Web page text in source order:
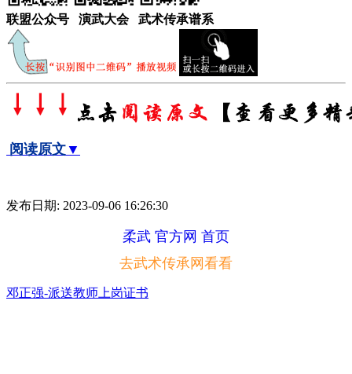
联盟公众号 演武大会 武术传承谱系
阅读原文▼
发布日期: 2023-09-06 16:26:30
柔武 官方网 首页
去武术传承网看看
邓正强-派送教师上岗证书